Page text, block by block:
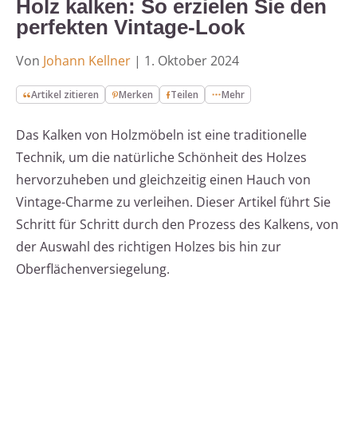
Holz kalken: So erzielen Sie den
perfekten Vintage-Look
Von Johann Kellner | 1. Oktober 2024
Artikel zitieren Merken Teilen Mehr
Das Kalken von Holzmöbeln ist eine traditionelle
Technik, um die natürliche Schönheit des Holzes
hervorzuheben und gleichzeitig einen Hauch von
Vintage-Charme zu verleihen. Dieser Artikel führt Sie
Schritt für Schritt durch den Prozess des Kalkens, von
der Auswahl des richtigen Holzes bis hin zur
Oberflächenversiegelung.